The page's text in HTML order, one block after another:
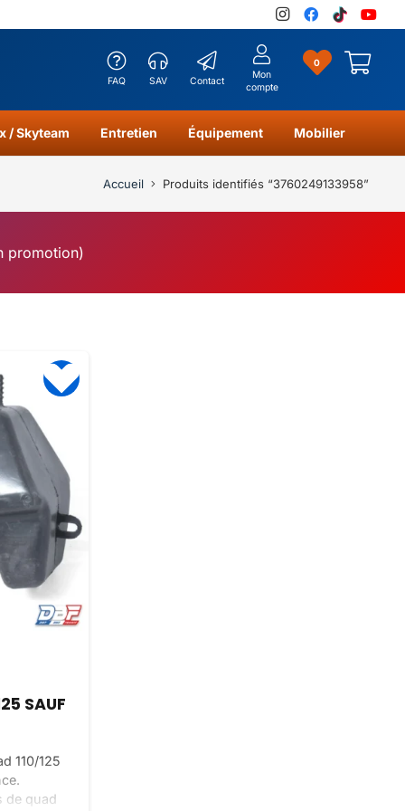
FAQ SAV Contact
Mon
compte
0
/ Skyteam Entretien Équipement Mobilier
Accueil Produits identifiés “3760249133958”
promotion)
SAUF
110/125
de quad